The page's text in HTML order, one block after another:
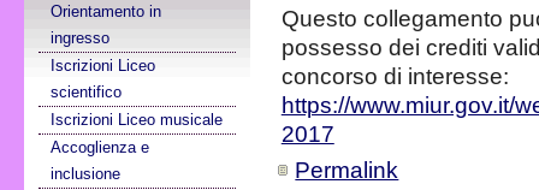
Orientamento in
ingresso
Iscrizioni Liceo
scientifico
Iscrizioni Liceo musicale
Accoglienza e
inclusione
Questo collegamento
possesso dei crediti
concorso di interesse:
https://www.miur.gov.it/
2017
Permalink